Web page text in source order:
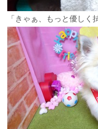
「きゃぁ、もっと優しく